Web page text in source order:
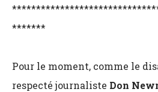
*******
Pour le moment, comme le
respecté journaliste Don